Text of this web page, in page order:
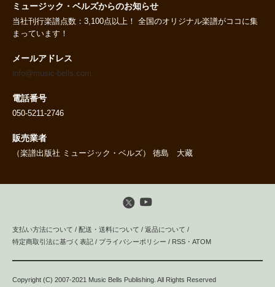
ミュージック・ベルズからのお知らせ
当社刊行楽譜点数：3,100点以上！ 全国のオリジナル楽譜がココに集
まっています！
メールアドレス
info@music-bells.com
電話番号
050-5211-2746
販売業者
（楽譜出版社 ミュージック・ベルズ） 徳島 大藏
支払い方法について / 配送・送料について / 返品について /
特定商取引法に基づく表記 / プライバシーポリシー / RSS ・ ATOM
Copyright (C) 2007-2021 Music Bells Publishing. All Rights Reserved